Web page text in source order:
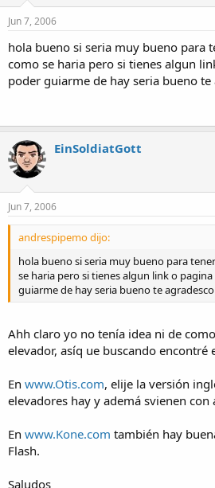
Jun 7, 2006
hola bueno si seria muy bueno para
como se haria pero si tienes algun
poder guiarme de hay seria bueno
EinSoldiatGott
Jun 7, 2006
andrespipemo dijo:
hola bueno si seria muy bueno para
se haria pero si tienes algun link o
guiarme de hay seria bueno te
Ahh claro yo no tenía idea ni de
elevador, asíq ue buscando encontré
En www.Otis.com, elije la versión
elevadores hay y ademá svienen con
En www.Kone.com también hay
Flash.
Saludos